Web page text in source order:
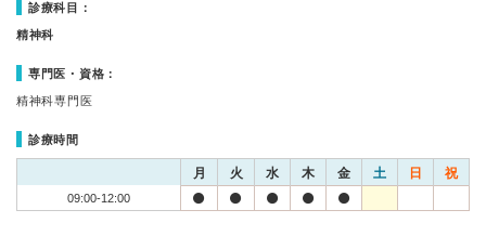
診療科目：
精神科
専門医・資格：
精神科専門医
診療時間
月 火 水 木 金 土 日 祝
09:00-12:00